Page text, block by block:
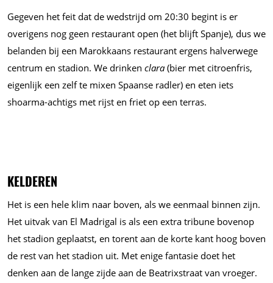
Gegeven het feit dat de wedstrijd om 20:30 begint is er
overigens nog geen restaurant open (het blijft Spanje), dus we
belanden bij een Marokkaans restaurant ergens halverwege
centrum en stadion. We drinken clara(bier met citroenfris,
eigenlijk een zelf te mixen Spaanse radler) en eten iets
shoarma-achtigs met rijst en friet op een terras.
KELDEREN
Het is een hele klim naar boven, als we eenmaal binnen zijn.
Het uitvak van El Madrigal is als een extra tribune bovenop
het stadion geplaatst, en torent aan de korte kant hoog boven
de rest van het stadion uit. Met enige fantasie doet het
denken aan de lange zijde aan de Beatrixstraat van vroeger.